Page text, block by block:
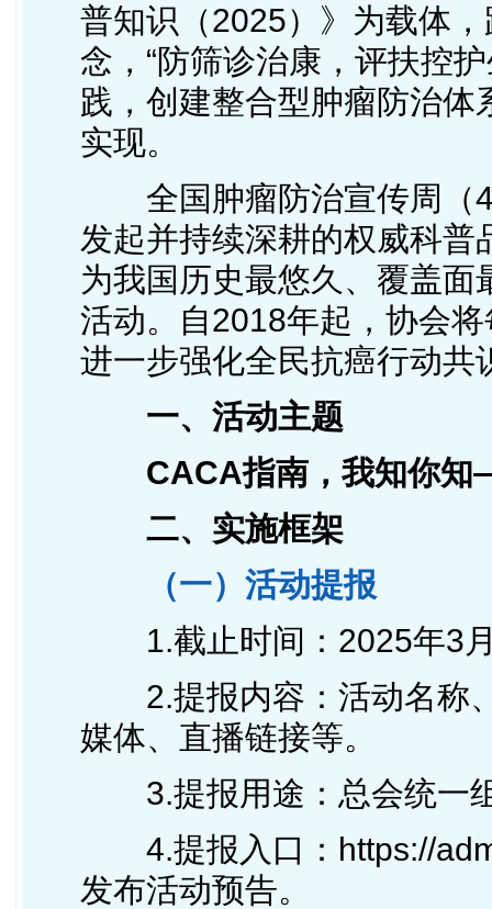
普知识（2025）》为载体
念，“防筛诊治康，评扶控
践，创建整合型肿瘤防治体
实现。
全国肿瘤防治宣传周（
发起并持续深耕的权威科
为我国历史最悠久、覆盖
活动。自2018年起，协会
进一步强化全民抗癌行动共
一、活动主题
CACA指南，我知你
二、实施框架
（一）活动提报
1.截止时间：2025年3
2.提报内容：活动名称、
媒体、直播链接等。
3.提报用途：总会统一
4.提报入口： https://
发布活动预告。